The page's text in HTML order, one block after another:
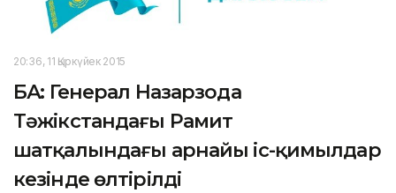
20:36, 11 Қыркүйек 2015
БАҚ: Генерал Назарзода
Тәжікстандағы Рамит
шатқалындағы арнайы іс-қимылдар
кезінде өлтірілді